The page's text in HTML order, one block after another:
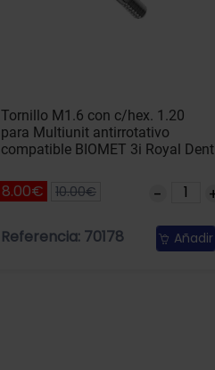
Tornillo M1.6 con c/hex. 1.20
para Multiunit antirrotativo
compatible BIOMET 3i Royal Dent
8.00€ 10.00€
Referencia: 70178 Añadir